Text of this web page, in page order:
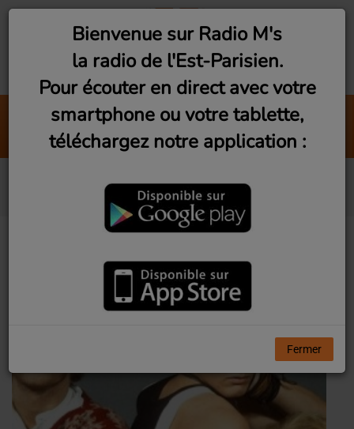
Face à la Mer
Calogero & Passi
Bienvenue sur Radio M's
la radio de l'Est-Parisien.
Pour écouter en direct avec votre
smartphone ou votre tablette,
téléchargez notre application :
Fermer